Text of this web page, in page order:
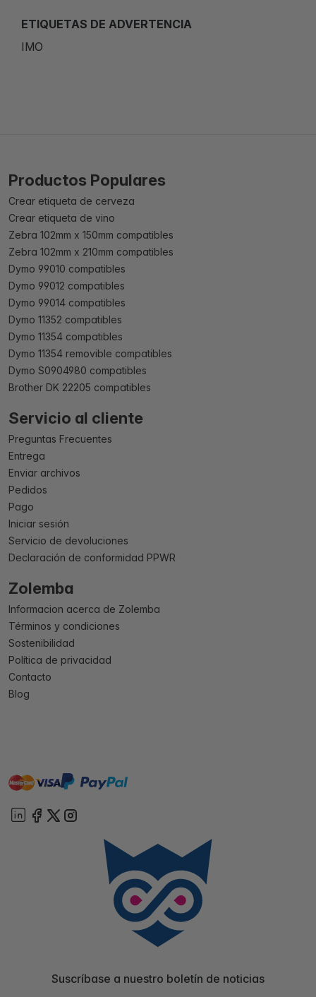
ETIQUETAS DE ADVERTENCIA
IMO
Productos Populares
Crear etiqueta de cerveza
Crear etiqueta de vino
Zebra 102mm x 150mm compatibles
Zebra 102mm x 210mm compatibles
Dymo 99010 compatibles
Dymo 99012 compatibles
Dymo 99014 compatibles
Dymo 11352 compatibles
Dymo 11354 compatibles
Dymo 11354 removible compatibles
Dymo S0904980 compatibles
Brother DK 22205 compatibles
Servicio al cliente
Preguntas Frecuentes
Entrega
Enviar archivos
Pedidos
Pago
Iniciar sesión
Servicio de devoluciones
Declaración de conformidad PPWR
Zolemba
Informacion acerca de Zolemba
Términos y condiciones
Sostenibilidad
Política de privacidad
Contacto
Blog
mastervisa paypal
Suscríbase a nuestro boletín de noticias